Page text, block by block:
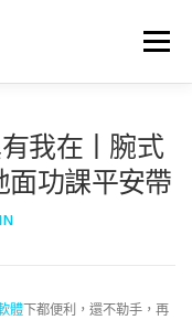
選單
我在丨腕式
功課平安帶
體下都便利，還不勒手，再